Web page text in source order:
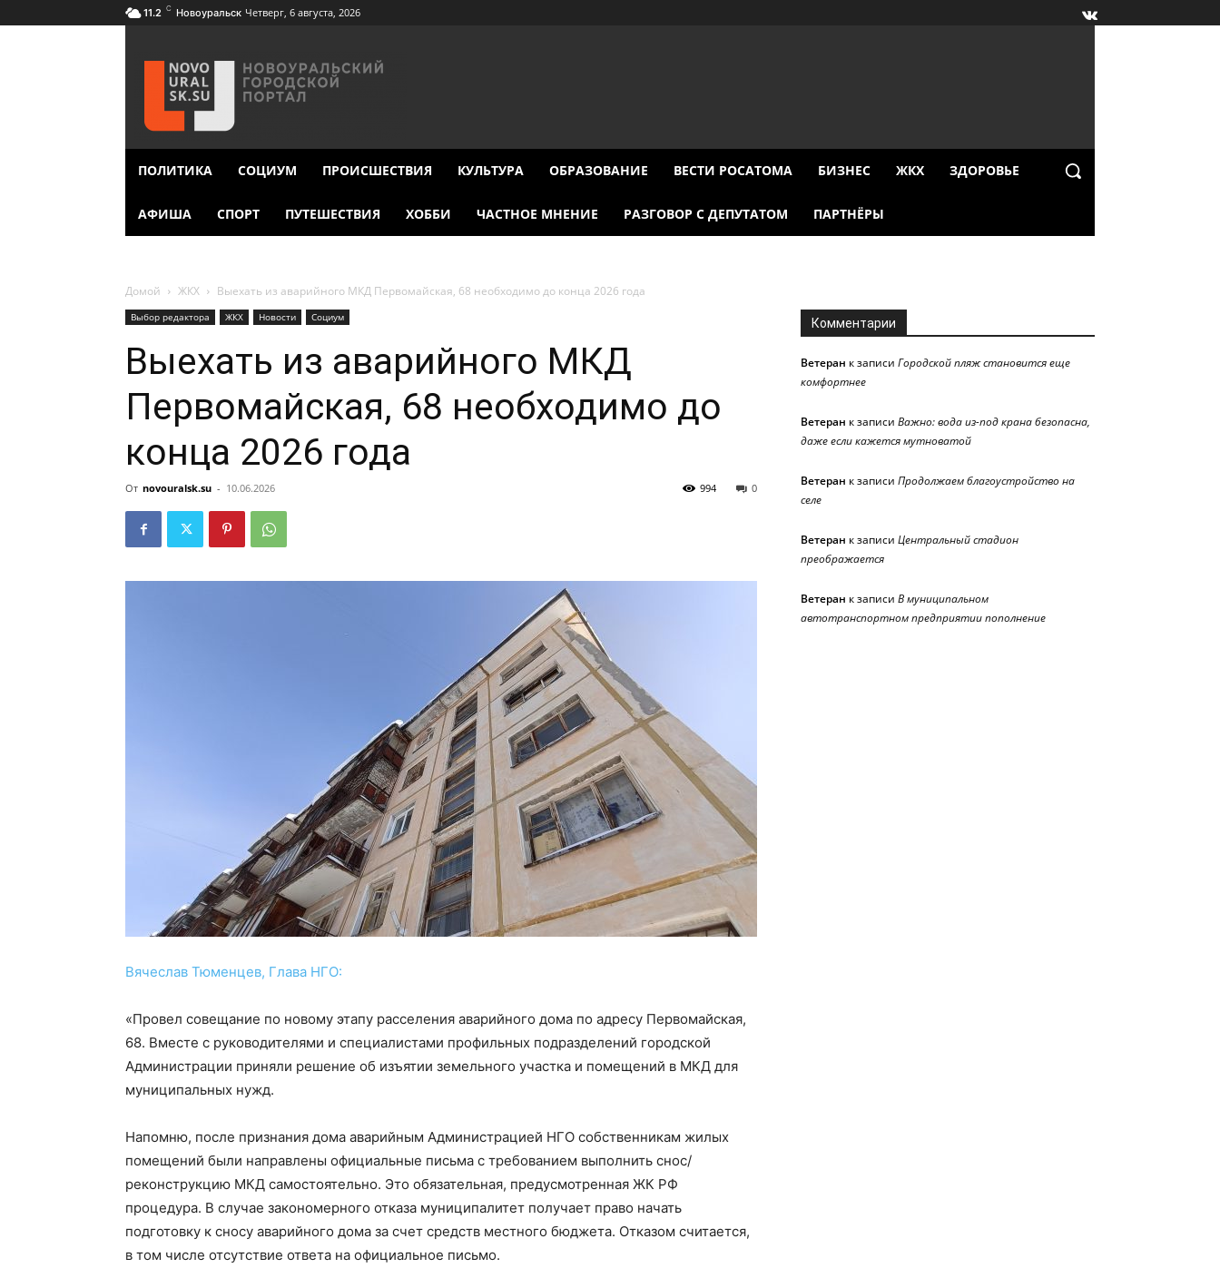
11.2 C Новоуральск Четверг, 6 августа, 2026
ПОЛИТИКА СОЦИУМ ПРОИСШЕСТВИЯ КУЛЬТУРА ОБРАЗОВАНИЕ ВЕСТИ РОСАТОМА БИЗНЕС ЖКХ ЗДОРОВЬЕ
АФИША СПОРТ ПУТЕШЕСТВИЯ ХОББИ ЧАСТНОЕ МНЕНИЕ РАЗГОВОР С ДЕПУТАТОМ ПАРТНЁРЫ
Домой ЖКХ Выехать из аварийного МКД Первомайская, 68 необходимо до конца 2026 года
Выбор редактора ЖКХ Новости Социум
Выехать из аварийного МКД
Первомайская, 68 необходимо до
конца 2026 года
От novouralsk.su - 10.06.2026 0
994
Вячеслав Тюменцев, Глава НГО:
«Провел совещание по новому этапу расселения аварийного дома по адресу Первомайская,
68. Вместе с руководителями и специалистами профильных подразделений городской
Администрации приняли решение об изъятии земельного участка и помещений в МКД для
муниципальных нужд.
Напомню, после признания дома аварийным Администрацией НГО собственникам жилых
помещений были направлены официальные письма с требованием выполнить снос/
реконструкцию МКД самостоятельно. Это обязательная, предусмотренная ЖК РФ
процедура. В случае закономерного отказа муниципалитет получает право начать
подготовку к сносу аварийного дома за счет средств местного бюджета. Отказом считается,
в том числе отсутствие ответа на официальное письмо.
Комментарии
Ветеран к записи Городской пляж становится еще
комфортнее
Ветеран к записи Важно: вода из-под крана безопасна,
даже если кажется мутноватой
Ветеран к записи Продолжаем благоустройство на
селе
Ветеран к записи Центральный стадион
преображается
Ветеран к записи В муниципальном
автотранспортном предприятии пополнение